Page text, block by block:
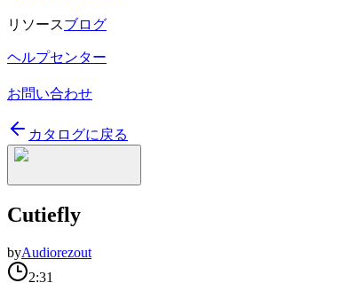
リソースブログ
ヘルプセンター
お問い合わせ
カタログに戻る
Cutiefly
byAudiorezout
2:31